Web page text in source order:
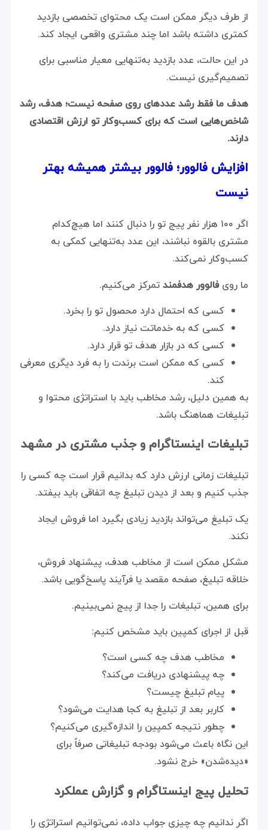
از طرف دیگر ممکن است یک محتوای تخصصی بازدید
کمتری داشته باشد اما چند مشتری واقعی ایجاد کند.
در این حالت، عدد بازدید به‌تنهایی معیار مناسبی برای
تصمیم‌گیری نیست.
هدف ما فقط رشد عددهای روی صفحه نیست؛ هدف، رشد
شاخص‌هایی است که برای کسب‌وکار تو ارزش اقتصادی
دارند.
افزایش فالوور؛ فالوور بیشتر همیشه بهتر
نیست
اگر ۱۰۰ هزار نفر پیج تو را دنبال کنند اما هیچ‌کدام
مشتری بالقوه نباشند، این عدد به‌تنهایی کمکی به
کسب‌وکار نمی‌کند.
ما رویفالوور هدفمندتمرکز می‌کنیم.
کسی که احتمال دارد محصول تو را بخرد.
کسی که به خدماتت نیاز دارد.
کسی که در بازار هدف تو قرار دارد.
کسی که ممکن است برندت را به فرد دیگری معرفی
کند.
به همین دلیل، رشد مخاطب باید با استراتژی محتوا و
تبلیغات هماهنگ باشد.
تبلیغات اینستاگرام و جذب مشتری در مشهد
تبلیغات زمانی ارزش دارد که بدانیم قرار است چه کسی را
جذب کنیم و بعد از دیدن تبلیغ چه اتفاقی باید بیفتد.
یک تبلیغ می‌تواند بازدید زیادی بگیرد اما فروش ایجاد
نکند.
مشکل ممکن است از مخاطب هدف، پیشنهاد فروش،
خلاقه تبلیغ، صفحه مقصد یا فرآیند پاسخ‌گویی باشد.
برای همین، تبلیغات را جدا از پیج نمی‌بینیم.
قبل از اجرای کمپین باید مشخص کنیم:
مخاطب هدف چه کسی است؟
چه پیشنهادی دریافت می‌کند؟
پیام تبلیغ چیست؟
کاربر بعد از تبلیغ به کجا هدایت می‌شود؟
چطور نتیجه کمپین را اندازه‌گیری می‌کنیم؟
این نگاه باعث می‌شود بودجه تبلیغاتی صرفاً برای
«دیده‌شدن» خرج نشود.
تحلیل پیج اینستاگرام و گزارش عملکرد
اگر ندانیم چه چیزی جواب داده، نمی‌توانیم استراتژی را